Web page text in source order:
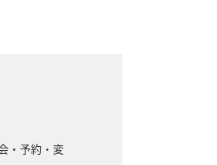
・予約・変